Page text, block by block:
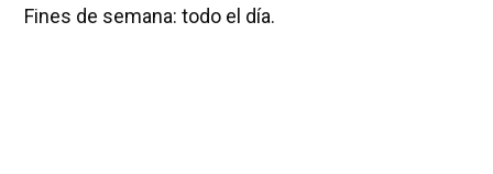
Fines de semana: todo el día.